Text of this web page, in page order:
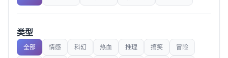
类型
全部 情感 科幻 热血 推理 搞笑 冒险